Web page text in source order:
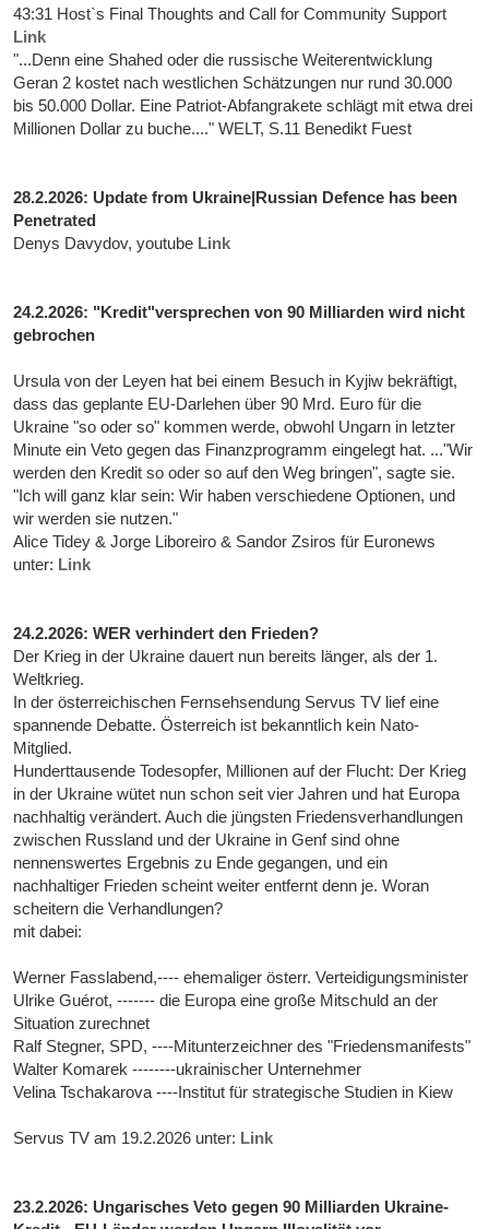
43:31 Host`s Final Thoughts and Call for Community Support
Link
"...Denn eine Shahed oder die russische Weiterentwicklung
Geran 2 kostet nach westlichen Schätzungen nur rund 30.000
bis 50.000 Dollar. Eine Patriot-Abfangrakete schlägt mit etwa drei
Millionen Dollar zu buche...." WELT, S.11 Benedikt Fuest
28.2.2026: Update from Ukraine|Russian Defence has been
Penetrated
Denys Davydov, youtube Link
24.2.2026: "Kredit"versprechen von 90 Milliarden wird nicht
gebrochen
Ursula von der Leyen hat bei einem Besuch in Kyjiw bekräftigt,
dass das geplante EU-Darlehen über 90 Mrd. Euro für die
Ukraine "so oder so" kommen werde, obwohl Ungarn in letzter
Minute ein Veto gegen das Finanzprogramm eingelegt hat. ..."Wir
werden den Kredit so oder so auf den Weg bringen", sagte sie.
"Ich will ganz klar sein: Wir haben verschiedene Optionen, und
wir werden sie nutzen."
Alice Tidey & Jorge Liboreiro & Sandor Zsiros für Euronews
unter: Link
24.2.2026: WER verhindert den Frieden?
Der Krieg in der Ukraine dauert nun bereits länger, als der 1.
Weltkrieg.
In der österreichischen Fernsehsendung Servus TV lief eine
spannende Debatte. Österreich ist bekanntlich kein Nato-
Mitglied.
Hunderttausende Todesopfer, Millionen auf der Flucht: Der Krieg
in der Ukraine wütet nun schon seit vier Jahren und hat Europa
nachhaltig verändert. Auch die jüngsten Friedensverhandlungen
zwischen Russland und der Ukraine in Genf sind ohne
nennenswertes Ergebnis zu Ende gegangen, und ein
nachhaltiger Frieden scheint weiter entfernt denn je. Woran
scheitern die Verhandlungen?
mit dabei:
Werner Fasslabend,---- ehemaliger österr. Verteidigungsminister
Ulrike Guérot, ------- die Europa eine große Mitschuld an der
Situation zurechnet
Ralf Stegner, SPD, ----Mitunterzeichner des "Friedensmanifests"
Walter Komarek --------ukrainischer Unternehmer
Velina Tschakarova ----Institut für strategische Studien in Kiew
Servus TV am 19.2.2026 unter: Link
23.2.2026: Ungarisches Veto gegen 90 Milliarden Ukraine-